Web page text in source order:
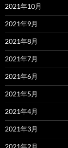
2021年10月
2021年9月
2021年8月
2021年7月
2021年6月
2021年5月
2021年4月
2021年3月
2021年2月